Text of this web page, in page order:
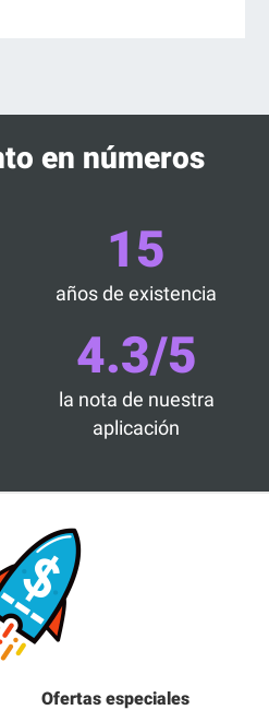
en números
15
años de existencia
4.3/5
la nota de nuestra
aplicación
Ofertas especiales